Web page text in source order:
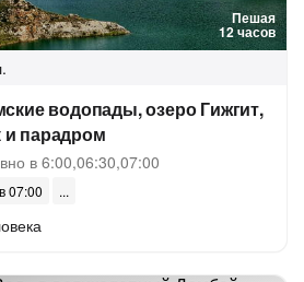
Пешая
12 часов
водопады, озеро Гижгит,
и парадром
в 6:00,06:30,07:00
07:00